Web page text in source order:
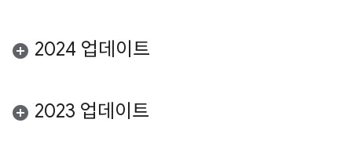
2024 업데이트
2023 업데이트